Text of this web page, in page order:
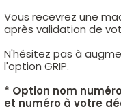
Vous recevrez une
après validation de
N'hésitez pas à
l'option GRIP.
* Option nom
et numéro à votre